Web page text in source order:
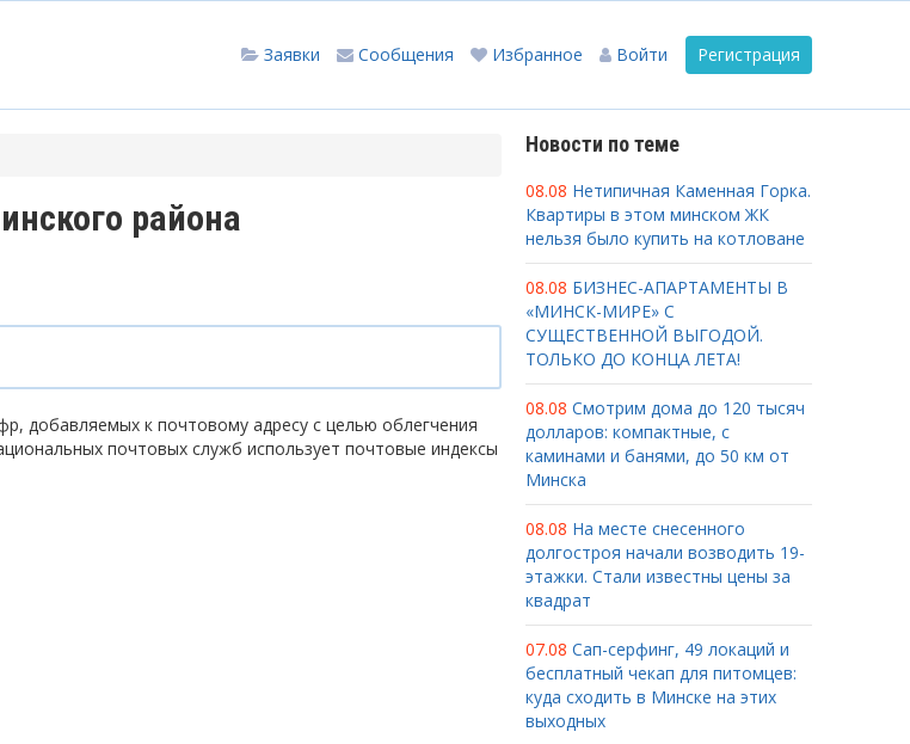
Регистрация
Войти
Избранное
Сообщения
Заявки
района
добавляемых к почтовому адресу с целью облегчения
почтовых служб использует почтовые индексы
Новости по теме
08.08 Нетипичная Каменная Горка.
Квартиры в этом минском ЖК
нельзя было купить на котловане
08.08 БИЗНЕС-АПАРТАМЕНТЫ В
«МИНСК-МИРЕ» С
СУЩЕСТВЕННОЙ ВЫГОДОЙ.
ТОЛЬКО ДО КОНЦА ЛЕТА!
08.08 Смотрим дома до 120 тысяч
долларов: компактные, с
каминами и банями, до 50 км от
Минска
08.08 На месте снесенного
долгостроя начали возводить 19-
этажки. Стали известны цены за
квадрат
07.08 Сап-серфинг, 49 локаций и
бесплатный чекап для питомцев:
куда сходить в Минске на этих
выходных